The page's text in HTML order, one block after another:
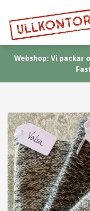
Webshop: Vi packar